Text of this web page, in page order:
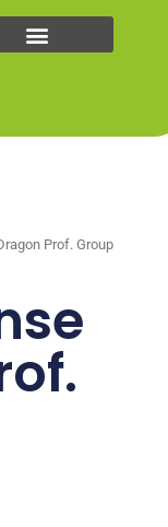
Prof. Group